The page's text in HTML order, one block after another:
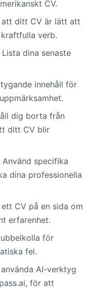
CV.
att ditt CV är lätt att
verb.
Lista dina senaste
innehåll för
dig borta från
ditt CV blir
Använd specifika
dina professionella
CV på en sida om
erfarenhet.
för
fel.
AI-verktyg
för att